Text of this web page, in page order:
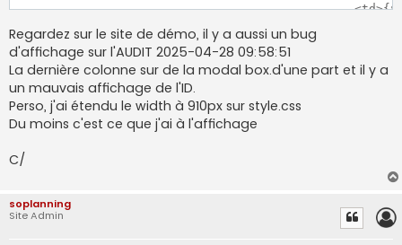
						<td>{$label.old}</td><td >{$label.new}</td>
				 {/foreach}
			</table>
		</div>
Regardez sur le site de démo, il y a aussi un bug
d'affichage sur l'AUDIT 2025-04-28 09:58:51
La dernière colonne sur de la modal box.d'une part et il y a
un mauvais affichage de l'ID.
Perso, j'ai étendu le width à 910px sur style.css
Du moins c'est ce que j'ai à l'affichage
C/
soplanning
Site Admin